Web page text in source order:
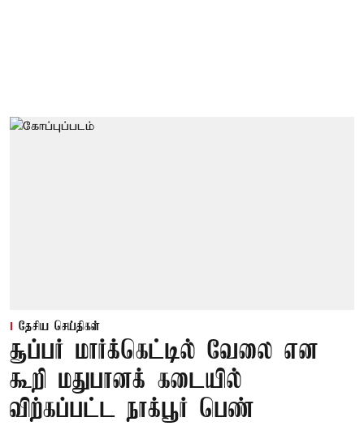
தேசிய செய்திகள்
சூப்பர் மார்க்கெட்டில் வேலை என
கூறி மதுபானக் கடையில்
விற்கப்பட்ட நாக்பூர் பெண்